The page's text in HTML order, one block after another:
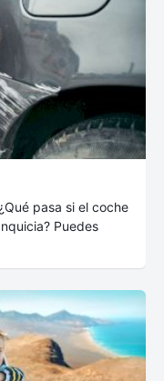
pasa si el coche
Puedes